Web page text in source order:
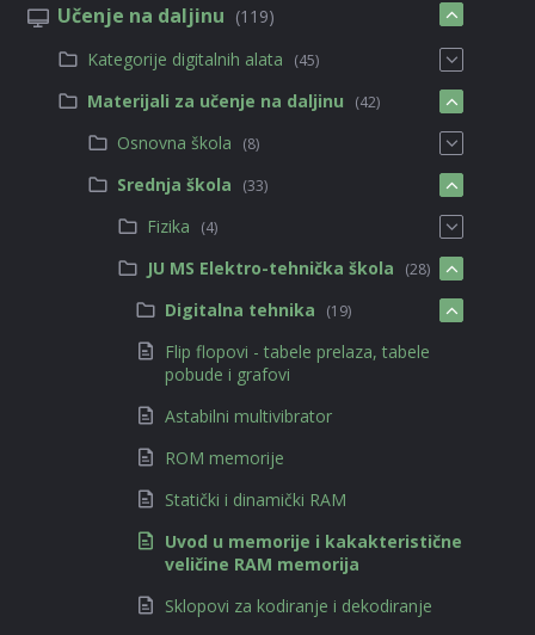
Učenje na daljinu (119)
Kategorije digitalnih alata
(45)
Materijali za učenje na daljinu (42)
Osnovna škola (8)
Srednja škola (33)
Fizika (4)
JU MS Elektro-tehnička škola (28)
Digitalna tehnika (19)
Flip flopovi - tabele prelaza, tabele
pobude i grafovi
Astabilni multivibrator
ROM memorije
Statički i dinamički RAM
Uvod u memorije i kakakteristične
veličine RAM memorija
Sklopovi za kodiranje i dekodiranje